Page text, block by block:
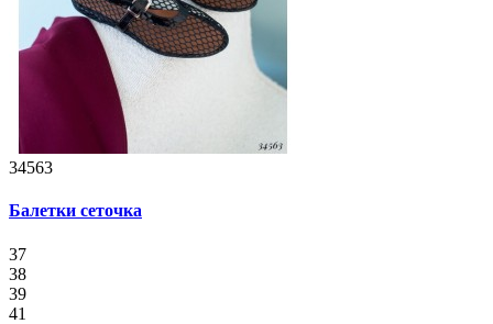
34563
Балетки сеточка
37
38
39
41